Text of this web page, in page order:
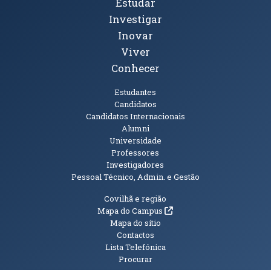
Investigar
Inovar
Viver
Conhecer
Estudantes
Candidatos
Candidatos Internacionais
Alumni
Universidade
Professores
Investigadores
Pessoal Técnico, Admin. e Gestão
Informações Adicionais
Covilhã e região
Mapa do Campus(abre em nova janela)
Mapa do sítio
Contactos
Lista Telefónica
Procurar